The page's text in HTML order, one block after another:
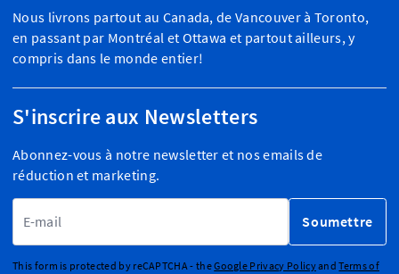
Nous livrons partout au Canada, de Vancouver à Toronto,
en passant par Montréal et Ottawa et partout ailleurs, y
compris dans le monde entier!
S'inscrire aux Newsletters
Abonnez-vous à notre newsletter et nos emails de
réduction et marketing.
Soumettre
This form is protected by reCAPTCHA - theGoogle Privacy PolicyandTerms of